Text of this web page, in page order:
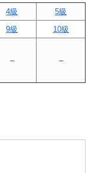
4級
5級
9級 10級
– –